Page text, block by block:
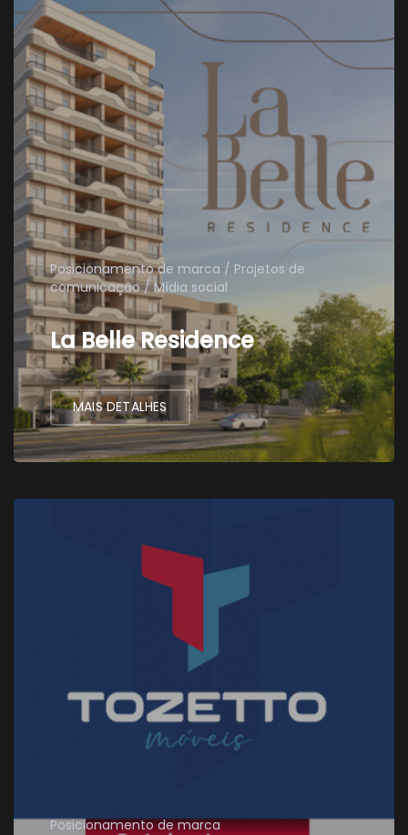
Posicionamento de marca
Projetos de
comunicação Mídia social
La Belle Residence
MAIS DETALHES
Posicionamento de marca